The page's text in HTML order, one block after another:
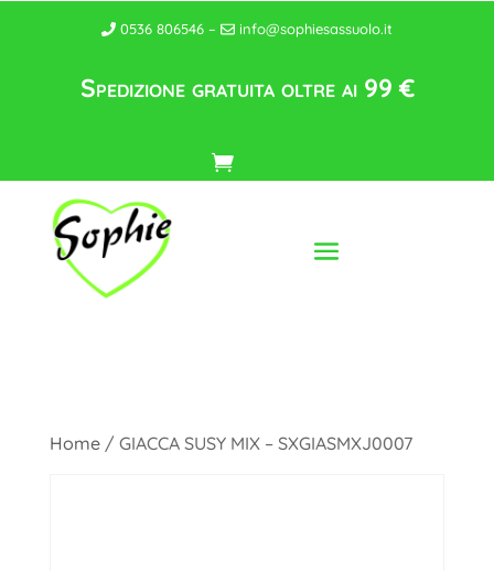
0536 806546 – info@sophiesassuolo.it
Spedizione gratuita oltre ai 99 €
Home/ GIACCA SUSY MIX – SXGIASMXJ0007